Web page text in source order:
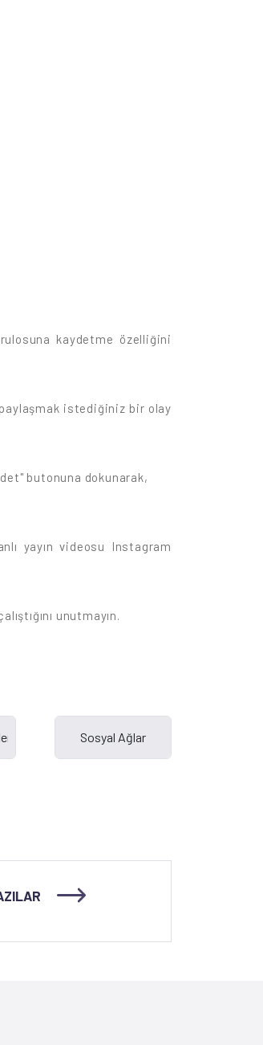
kaydetme özelliğini
paylaşmak istediğiniz bir olay
butonuna dokunarak,
yayın videosu Instagram
unutmayın.